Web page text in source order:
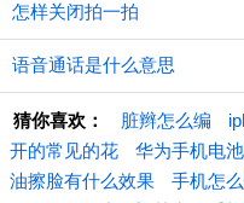
怎样关闭拍一拍
语音通话是什么意思
猜你喜欢： 脏辫怎么编
开的常见的花
华为手机电
油擦脸有什么效果
手机怎